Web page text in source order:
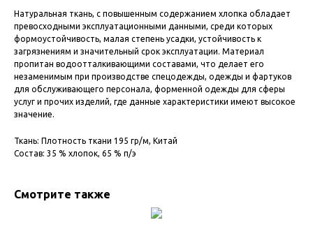
Натуральная ткань, с повышенным содержанием хлопка обладает
превосходными эксплуатационными данными, среди которых
формоустойчивость, малая степень усадки, устойчивость к
загрязнениям и значительный срок эксплуатации. Материал
пропитан водоотталкивающими составами, что делает его
незаменимым при производстве спецодежды, одежды и фартуков
для обслуживающего персонала, форменной одежды для сферы
услуг и прочих изделий, где данные характеристики имеют высокое
значение.
Ткань: Плотность ткани 195 гр/м, Китай
Состав: 35 % хлопок, 65 % п/э
Смотрите также